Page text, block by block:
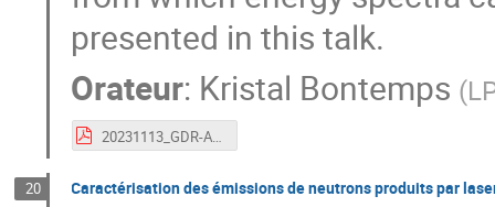
presented in this talk.
Orateur: Kristal Bontemps (
20231113_GDR-APPEL_bontemps-diapos_03.pdf
20 Caractérisation des émissions de neutrons produits par